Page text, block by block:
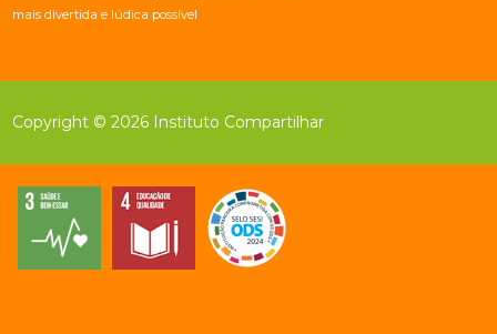
mais divertida e lúdica possível
Copyright © 2026 Instituto Compartilhar